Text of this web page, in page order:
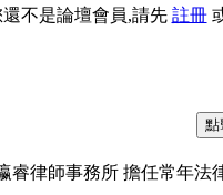
還不是論壇會員,請先 註冊
睿律師事務所 擔任常年法